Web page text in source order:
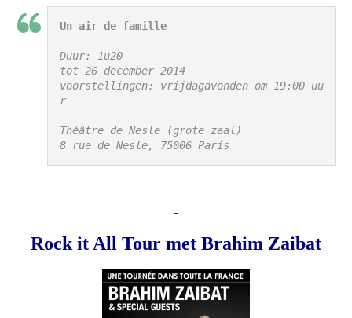
Un air de famille
Duur: 1u20
tot 26 december 2014
voorstellingen: vrijdagavonden om 19:00 uu
r
Théâtre de Nesle (grote zaal)
8 rue de Nesle, 75006 Paris
Rock it All Tour met Brahim Zaibat